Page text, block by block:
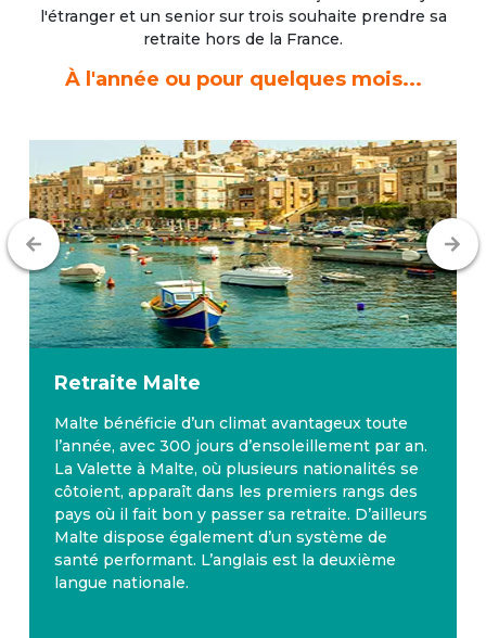
l'étrangeret un senior sur trois souhaite prendre sa
retraite hors de la France.
À l'année ou pour quelques mois...
Retraite Malte
Malte bénéficie d’un climat avantageux toute
l’année, avec 300 jours d’ensoleillement par an.
La Valette à Malte, où plusieurs nationalités se
côtoient, apparaît dans les premiers rangs des
pays où il fait bon y passer sa retraite. D’ailleurs
Malte dispose également d’un système de
santé performant. L’anglais est la deuxième
langue nationale.